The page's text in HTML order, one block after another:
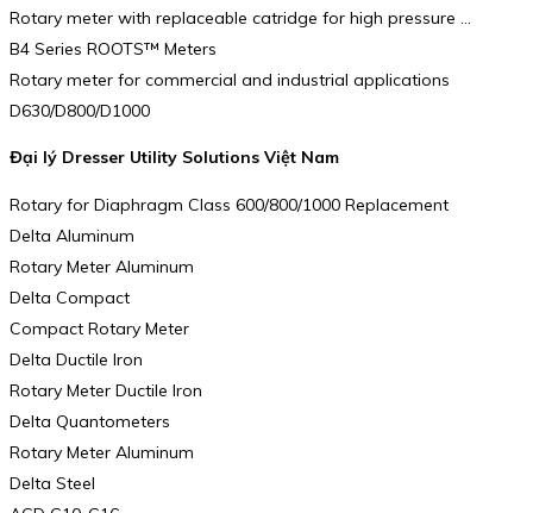
Rotary meter with replaceable catridge for high pressure …
B4 Series ROOTS™ Meters
Rotary meter for commercial and industrial applications
D630/D800/D1000
Đại lý Dresser Utility Solutions Việt Nam
Rotary for Diaphragm Class 600/800/1000 Replacement
Delta Aluminum
Rotary Meter Aluminum
Delta Compact
Compact Rotary Meter
Delta Ductile Iron
Rotary Meter Ductile Iron
Delta Quantometers
Rotary Meter Aluminum
Delta Steel